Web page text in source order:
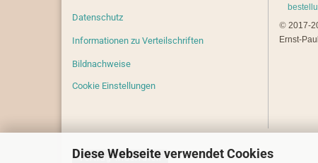
Diese Webseite verwendet Cookies
Datenschutz
Informationen zu Verteilschriften
Bildnachweise
Cookie Einstellungen
© 2017-
Ernst-
Vertrag widerrufen